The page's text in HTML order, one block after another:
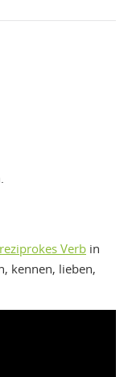
reziprokes Verb in
kennen, lieben,